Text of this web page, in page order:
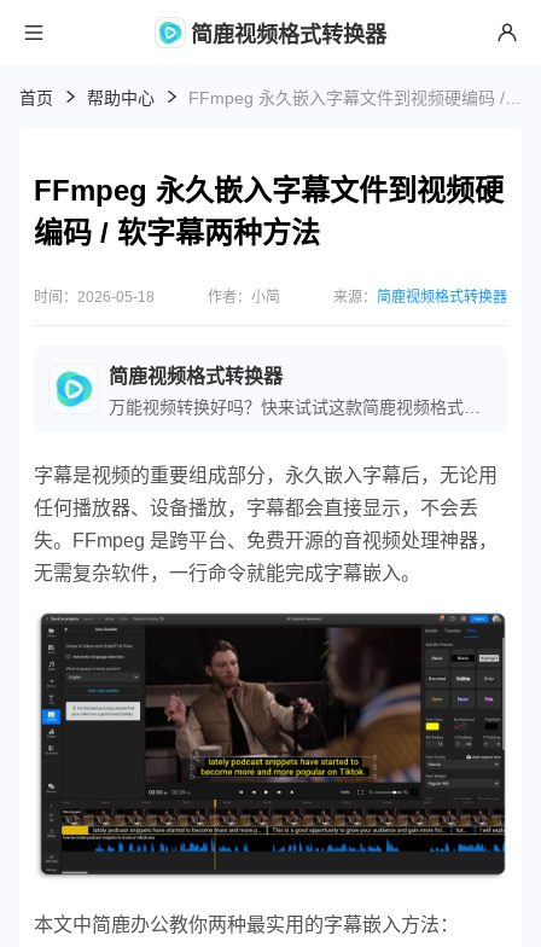
简鹿视频格式转换器
首页 帮助中心
FFmpeg 永久嵌入字幕文件到视频硬
编码 / 软字幕两种方法
时间：2026-05-18 作者：小简 来源： 简鹿视频格式转换器
简鹿视频格式转换器
字幕是视频的重要组成部分，永久嵌入字幕后，无论用
任何播放器、设备播放，字幕都会直接显示，不会丢
失。FFmpeg 是跨平台、免费开源的音视频处理神器，
无需复杂软件，一行命令就能完成字幕嵌入。
本文中简鹿办公教你两种最实用的字幕嵌入方法：